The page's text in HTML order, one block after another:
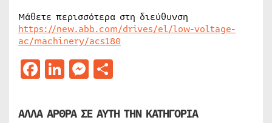
Μάθετε περισσότερα στη διεύθυνση
https://new.abb.com/drives/el/low-voltage-
ac/machinery/acs180
Facebook
LinkedIn
Messenger
ΑΛΛΑ ΑΡΘΡΑ ΣΕ ΑΥΤΗ ΤΗΝ ΚΑΤΗΓΟΡΙΑ